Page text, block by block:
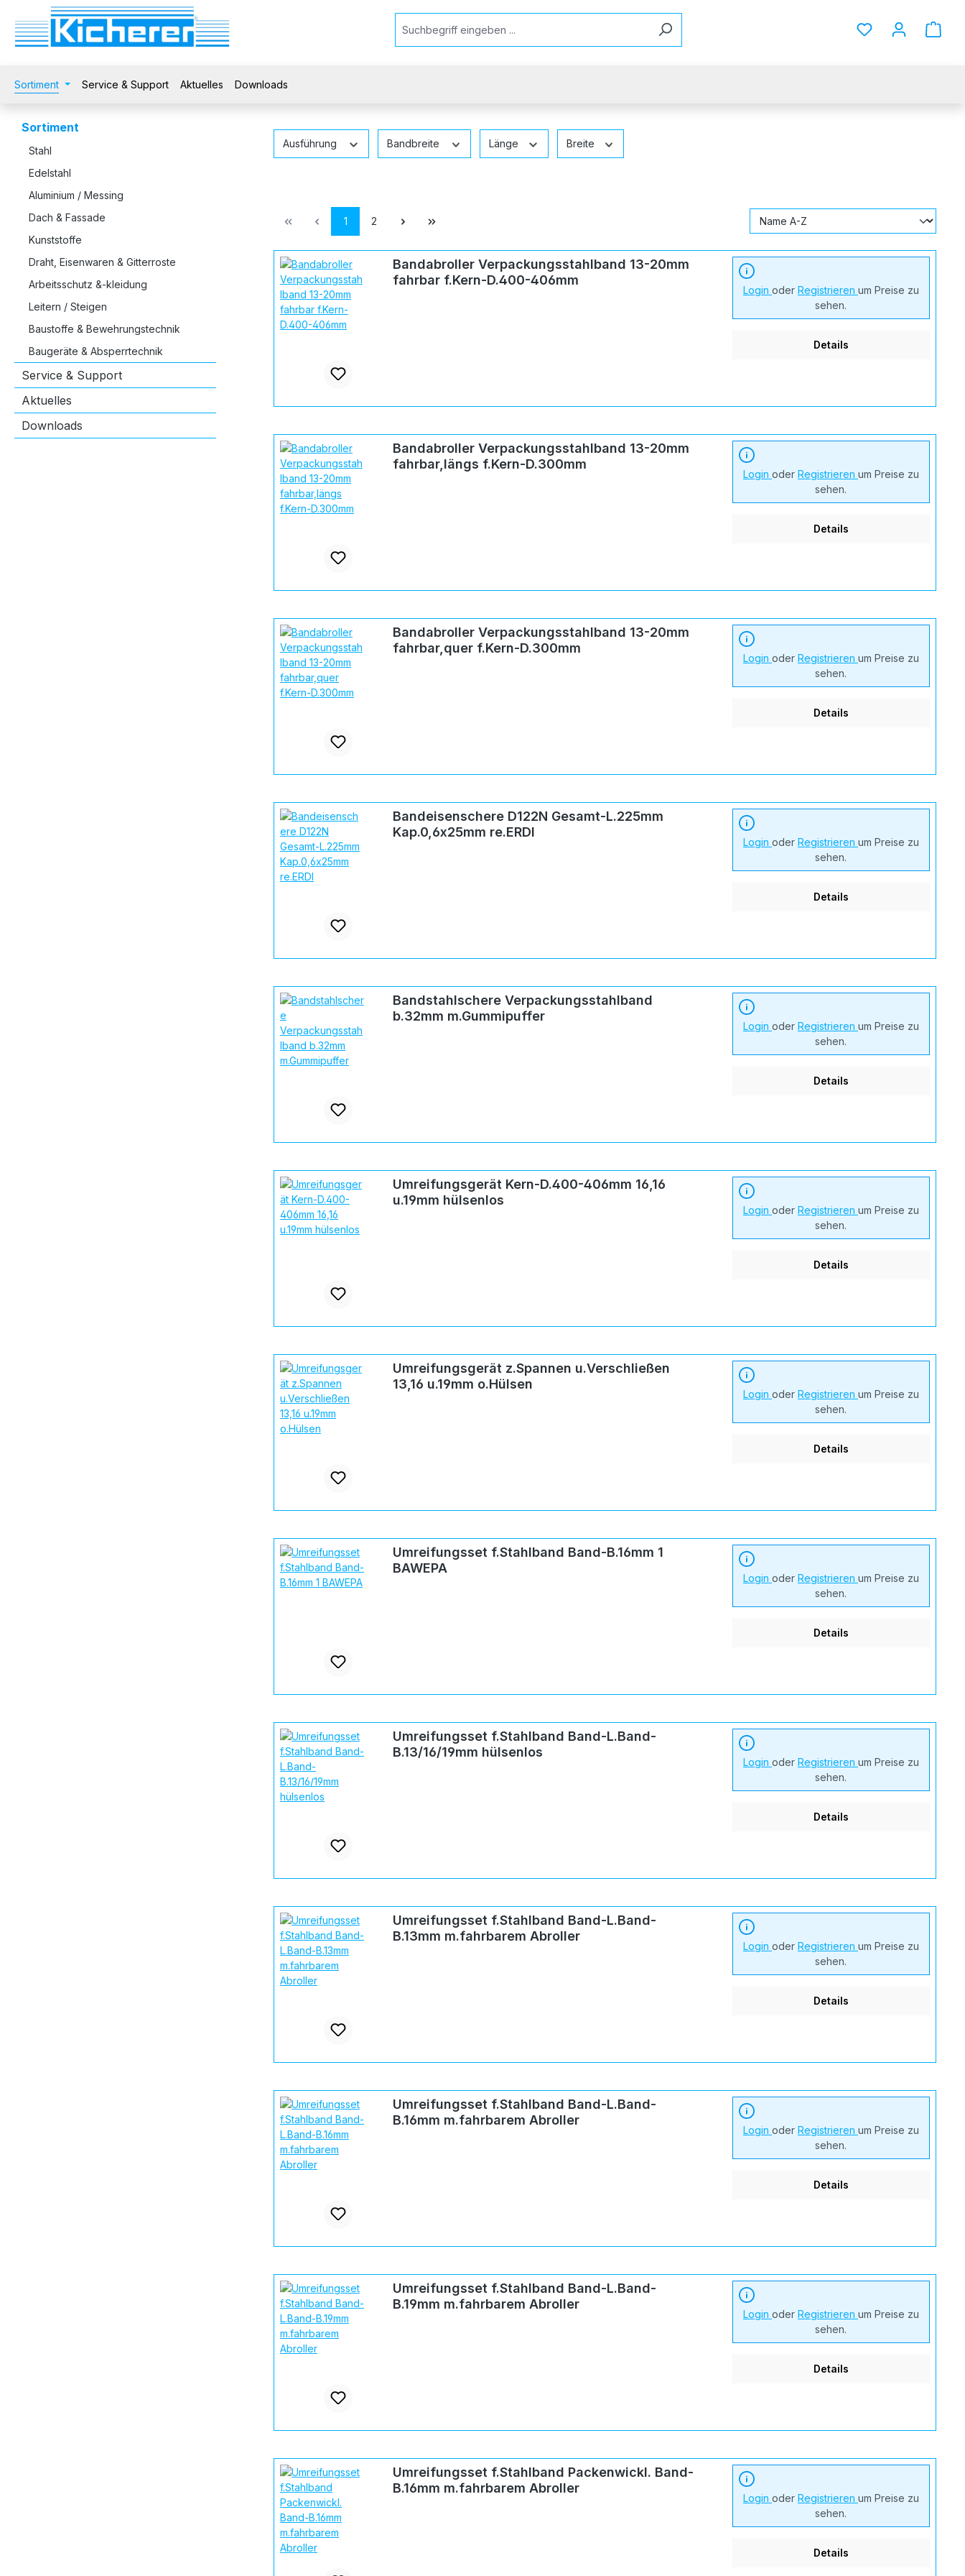
Hauptinhalt springen
Zur Suche springen
Zur Hauptnavigation springen
Du hast 0
Sortiment Service & Support Aktuelles Downloads
Sortiment
Stahl
Edelstahl
Aluminium / Messing
Dach & Fassade
Kunststoffe
Draht, Eisenwaren & Gitterroste
Arbeitsschutz &-kleidung
Leitern / Steigen
Baustoffe & Bewehrungstechnik
Baugeräte & Absperrtechnik
Service & Support
Aktuelles
Downloads
Ausführung Bandbreite Länge Breite
Seite
1 Seite
2
Bandabroller Verpackungsstahlband 13-20mm
fahrbar f.Kern-D.400-406mm
Login oder Registrieren um Preise zu
sehen.
Details
Bandabroller Verpackungsstahlband 13-20mm
fahrbar,längs f.Kern-D.300mm
Login oder Registrieren um Preise zu
sehen.
Details
Bandabroller Verpackungsstahlband 13-20mm
fahrbar,quer f.Kern-D.300mm
Login oder Registrieren um Preise zu
sehen.
Details
Bandeisenschere D122N Gesamt-L.225mm
Kap.0,6x25mm re.ERDI
Login oder Registrieren um Preise zu
sehen.
Details
Bandstahlschere Verpackungsstahlband
b.32mm m.Gummipuffer
Login oder Registrieren um Preise zu
sehen.
Details
Umreifungsgerät Kern-D.400-406mm 16,16
u.19mm hülsenlos
Login oder Registrieren um Preise zu
sehen.
Details
Umreifungsgerät z.Spannen u.Verschließen
13,16 u.19mm o.Hülsen
Login oder Registrieren um Preise zu
sehen.
Details
Umreifungsset f.Stahlband Band-B.16mm 1
BAWEPA
Login oder Registrieren um Preise zu
sehen.
Details
Umreifungsset f.Stahlband Band-L.Band-
B.13/16/19mm hülsenlos
Login oder Registrieren um Preise zu
sehen.
Details
Umreifungsset f.Stahlband Band-L.Band-
B.13mm m.fahrbarem Abroller
Login oder Registrieren um Preise zu
sehen.
Details
Umreifungsset f.Stahlband Band-L.Band-
B.16mm m.fahrbarem Abroller
Login oder Registrieren um Preise zu
sehen.
Details
Umreifungsset f.Stahlband Band-L.Band-
B.19mm m.fahrbarem Abroller
Login oder Registrieren um Preise zu
sehen.
Details
Umreifungsset f.Stahlband Packenwickl. Band-
B.16mm m.fahrbarem Abroller
Login oder Registrieren um Preise zu
sehen.
Details